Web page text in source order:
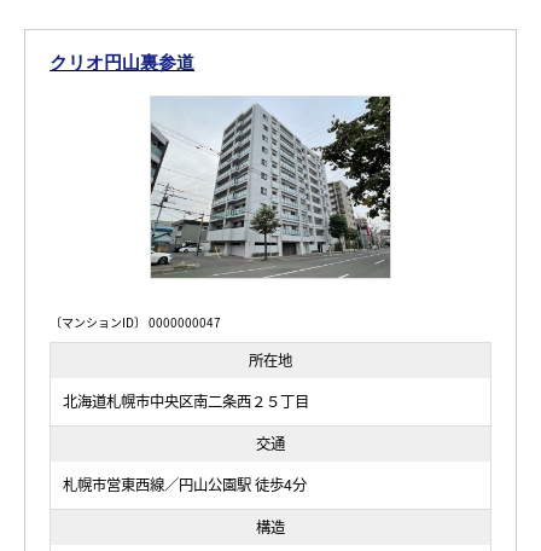
クリオ円山裏参道
〔マンションID〕 0000000047
所在地
北海道札幌市中央区南二条西２５丁目
交通
札幌市営東西線／円山公園駅 徒歩4分
構造